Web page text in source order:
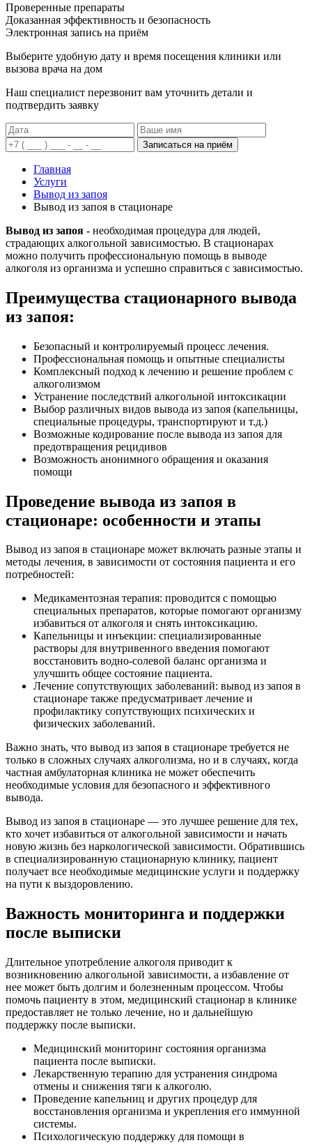
Проверенные препараты
Доказанная эффективность и безопасность
Электронная запись на приём
Выберите удобную дату и время посещения клиники или
вызова врача на дом
Наш специалист перезвонит вам уточнить детали и
подтвердить заявку
Записаться на приём
Главная
Услуги
Вывод из запоя
Вывод из запоя в стационаре
Вывод из запоя - необходимая процедура для людей,
страдающих алкогольной зависимостью. В стационарах
можно получить профессиональную помощь в выводе
алкоголя из организма и успешно справиться с зависимостью.
Преимущества стационарного вывода
из запоя:
Безопасный и контролируемый процесс лечения.
Профессиональная помощь и опытные специалисты
Комплексный подход к лечению и решение проблем с
алкоголизмом
Устранение последствий алкогольной интоксикации
Выбор различных видов вывода из запоя (капельницы,
специальные процедуры, транспортируют и т.д.)
Возможные кодирование после вывода из запоя для
предотвращения рецидивов
Возможность анонимного обращения и оказания
помощи
Проведение вывода из запоя в
стационаре: особенности и этапы
Вывод из запоя в стационаре может включать разные этапы и
методы лечения, в зависимости от состояния пациента и его
потребностей:
Медикаментозная терапия: проводится с помощью
специальных препаратов, которые помогают организму
избавиться от алкоголя и снять интоксикацию.
Капельницы и инъекции: специализированные
растворы для внутривенного введения помогают
восстановить водно-солевой баланс организма и
улучшить общее состояние пациента.
Лечение сопутствующих заболеваний: вывод из запоя в
стационаре также предусматривает лечение и
профилактику сопутствующих психических и
физических заболеваний.
Важно знать, что вывод из запоя в стационаре требуется не
только в сложных случаях алкоголизма, но и в случаях, когда
частная амбулаторная клиника не может обеспечить
необходимые условия для безопасного и эффективного
вывода.
Вывод из запоя в стационаре — это лучшее решение для тех,
кто хочет избавиться от алкогольной зависимости и начать
новую жизнь без наркологической зависимости. Обратившись
в специализированную стационарную клинику, пациент
получает все необходимые медицинские услуги и поддержку
на пути к выздоровлению.
Важность мониторинга и поддержки
после выписки
Длительное употребление алкоголя приводит к
возникновению алкогольной зависимости, а избавление от
нее может быть долгим и болезненным процессом. Чтобы
помочь пациенту в этом, медицинский стационар в клинике
предоставляет не только лечение, но и дальнейшую
поддержку после выписки.
Медицинский мониторинг состояния организма
пациента после выписки.
Лекарственную терапию для устранения синдрома
отмены и снижения тяги к алкоголю.
Проведение капельниц и других процедур для
восстановления организма и укрепления его иммунной
системы.
Психологическую поддержку для помощи в